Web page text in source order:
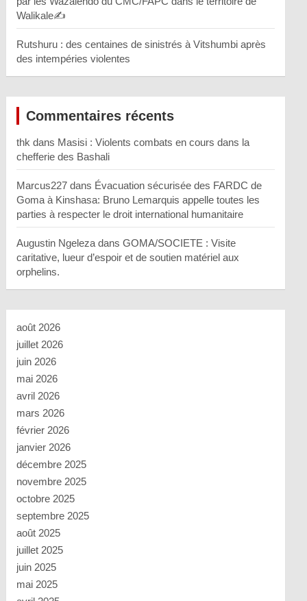
Walikale✍️
Rutshuru : des centaines de sinistrés à Vitshumbi après
des intempéries violentes
Commentaires récents
thk dans Masisi : Violents combats en cours dans la
chefferie des Bashali
Marcus227 dans Évacuation sécurisée des FARDC de
Goma à Kinshasa: Bruno Lemarquis appelle toutes les
parties à respecter le droit international humanitaire
Augustin Ngeleza dansGOMA/SOCIETE : Visite
caritative, lueur d’espoir et de soutien matériel aux
orphelins.
août 2026
juillet 2026
juin 2026
mai 2026
avril 2026
mars 2026
février 2026
janvier 2026
décembre 2025
novembre 2025
octobre 2025
septembre 2025
août 2025
juillet 2025
juin 2025
mai 2025